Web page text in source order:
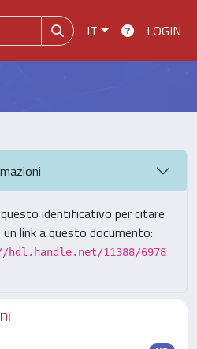
IT LOGIN
identificativo per citare
un link a questo documento:
11388/6978